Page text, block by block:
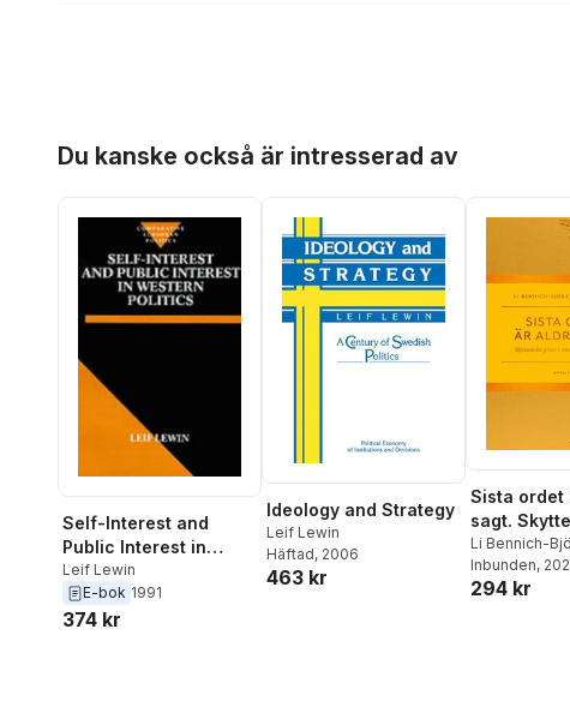
Du kanske också är intresserad av
Self-Interest and
Public Interest in
Western Politics
Leif Lewin
E-bok 1991
374 kr
Ideology and Strategy
Leif Lewin
Häftad, 2006
463 kr
Sista ordet
sagt.
priset i
under 30 år
Li Bennich-
Lewin
Inbunden,
294 kr